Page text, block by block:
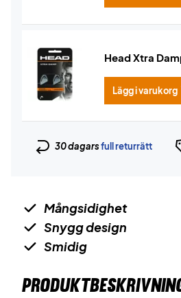
Head Xtra
Lägg i varukorg
30 dagarsfull returrätt
Mångsidighet
Snygg design
Smidig